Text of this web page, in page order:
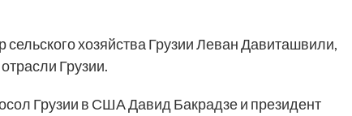
хозяйства Грузии Леван Давиташвили,
Грузии.
Грузии в США Давид Бакрадзе и президент